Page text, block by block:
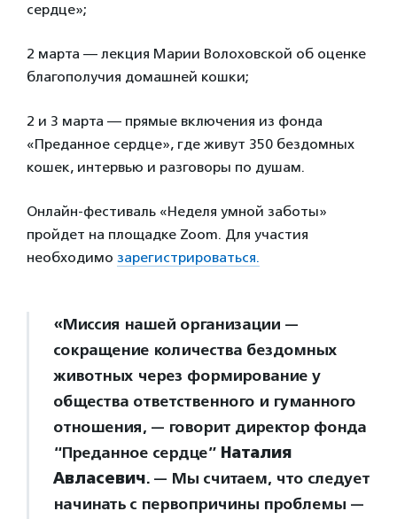
сердце»;
2 марта — лекция Марии Волоховской об оценке
благополучия домашней кошки;
2 и 3 марта — прямые включения из фонда
«Преданное сердце», где живут 350 бездомных
кошек, интервью и разговоры по душам.
Онлайн-фестиваль «Неделя умной заботы»
пройдет на площадке Zoom. Для участия
необходимо зарегистрироваться.
«Миссия нашей организации —
сокращение количества бездомных
животных через формирование у
общества ответственного и гуманного
отношения, — говорит директор фонда
“Преданное сердце” Наталия
Авласевич. — Мы считаем, что следует
начинать с первопричины проблемы —